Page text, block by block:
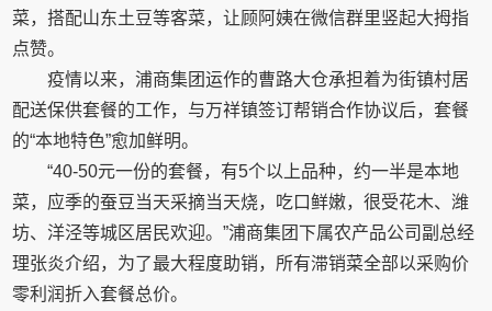
菜，搭配山东土豆等客菜，让顾阿姨在微信群里竖起大拇指
点赞。
疫情以来，浦商集团运作的曹路大仓承担着为街镇村居
配送保供套餐的工作，与万祥镇签订帮销合作协议后，套餐
的“本地特色”愈加鲜明。
“40-50元一份的套餐，有5个以上品种，约一半是本地
菜，应季的蚕豆当天采摘当天烧，吃口鲜嫩，很受花木、潍
坊、洋泾等城区居民欢迎。”浦商集团下属农产品公司副总经
理张炎介绍，为了最大程度助销，所有滞销菜全部以采购价
零利润折入套餐总价。